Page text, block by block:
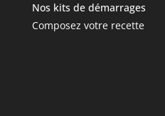
Nos kits de démarrages
Composez votre recette